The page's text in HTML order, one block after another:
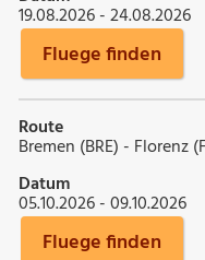
19.08.2026 - 24.08.2026
Fluege finden
Route
Bremen (BRE) - Florenz
Datum
05.10.2026 - 09.10.2026
Fluege finden